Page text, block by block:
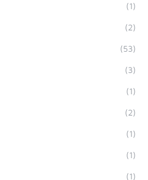
(1)
(2)
(53)
(3)
(1)
(2)
(1)
(1)
(1)